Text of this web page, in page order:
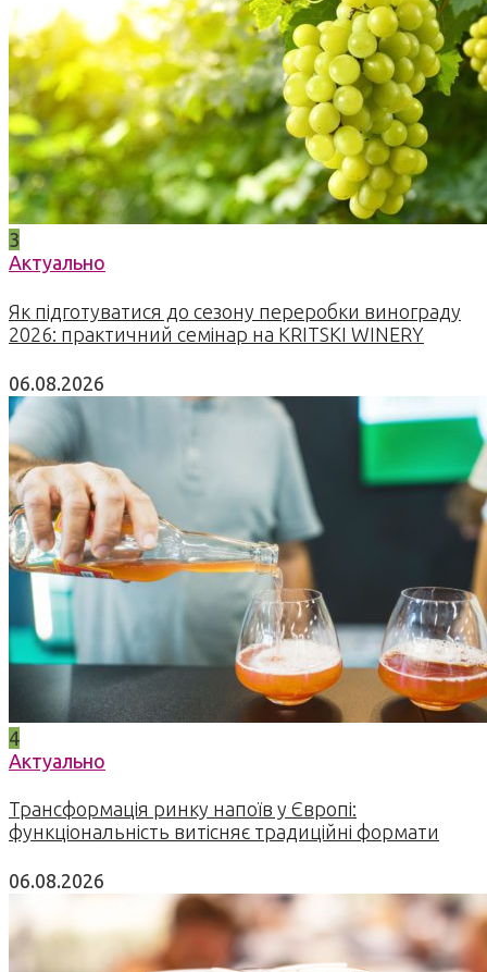
3
Актуально
Як підготуватися до сезону переробки винограду
2026: практичний семінар на KRITSKI WINERY
06.08.2026
4
Актуально
Трансформація ринку напоїв у Європі:
функціональність витісняє традиційні формати
06.08.2026